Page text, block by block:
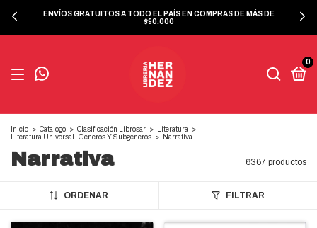
ENVÍOS GRATUITOS A TODO EL PAÍS EN COMPRAS DE MÁS DE
$90.000
0
Inicio > Catalogo > Clasificación Librosar > Literatura
>
Literatura Universal. Generos Y Subgeneros > Narrativa
Narrativa 6367 productos
ORDENAR FILTRAR